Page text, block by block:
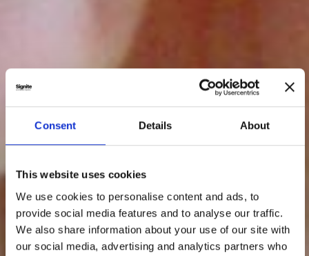
Consent Details About
This website uses cookies
We use cookies to personalise content and ads, to
provide social media features and to analyse our traffic.
We also share information about your use of our site with
our social media, advertising and analytics partners who